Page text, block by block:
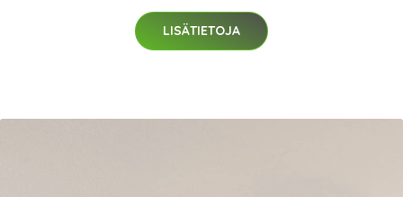
LISÄTIETOJA